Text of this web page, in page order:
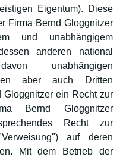
Eigentum). Diese
Firma Bernd Gloggnitzer
und unabhängigem
anderen national
unabhängigen
aber auch Dritten
ein Recht zur
Bernd Gloggnitzer
Recht zur
auf deren
Mit dem Betrieb der